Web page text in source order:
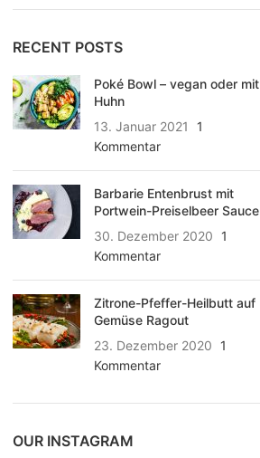
RECENT POSTS
Poké Bowl – vegan oder mit
Huhn
13. Januar 2021
1
Kommentar
Barbarie Entenbrust mit
Portwein-Preiselbeer Sauce
30. Dezember 2020
1
Kommentar
Zitrone-Pfeffer-Heilbutt auf
Gemüse Ragout
23. Dezember 2020
1
Kommentar
OUR INSTAGRAM